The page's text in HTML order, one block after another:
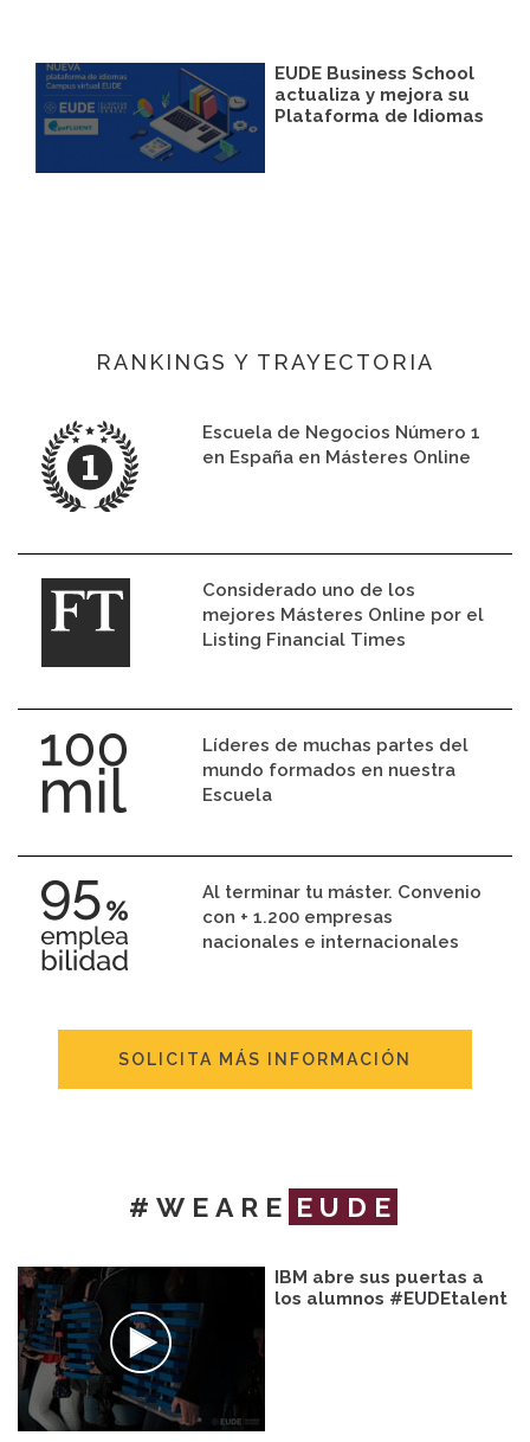
EUDE Business School
actualiza y mejora su
Plataforma de Idiomas
RANKINGS Y TRAYECTORIA
Escuela de Negocios Número 1
en España en Másteres Online
Considerado uno de los
mejores Másteres Online por el
Listing Financial Times
Líderes de muchas partes del
mundo formados en nuestra
Escuela
Al terminar tu máster. Convenio
con + 1.200 empresas
nacionales e internacionales
SOLICITA MÁS INFORMACIÓN
#WEARE EUDE
IBM abre sus puertas a
los alumnos #EUDEtalent